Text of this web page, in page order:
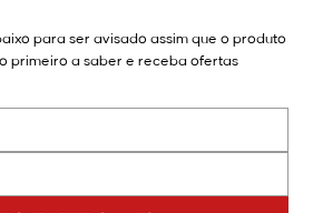
para ser avisado assim que o produto
primeiro a saber e receba ofertas